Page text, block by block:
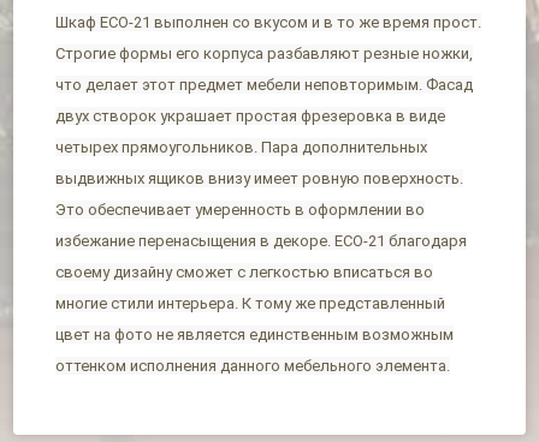
Шкаф ЕСО-21 выполнен со вкусом и в то же время прост.
Строгие формы его корпуса разбавляют резные ножки,
что делает этот предмет мебели неповторимым. Фасад
двух створок украшает простая фрезеровка в виде
четырех прямоугольников. Пара дополнительных
выдвижных ящиков внизу имеет ровную поверхность.
Это обеспечивает умеренность в оформлении во
избежание перенасыщения в декоре. ЕСО-21 благодаря
своему дизайну сможет с легкостью вписаться во
многие стили интерьера. К тому же представленный
цвет на фото не является единственным возможным
оттенком исполнения данного мебельного элемента.